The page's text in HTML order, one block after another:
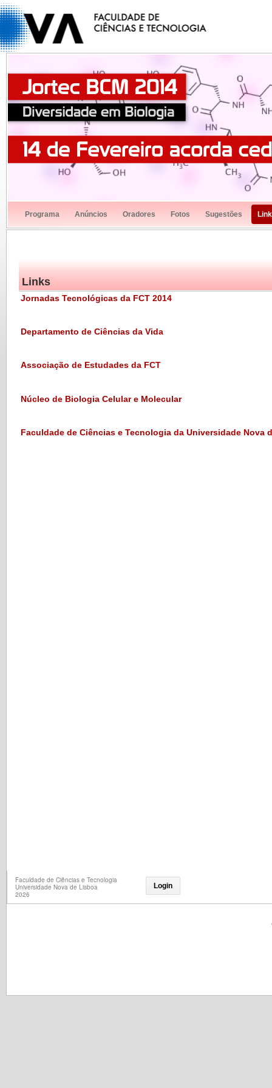
Programa Anúncios Oradores Fotos Sugestões
Links
Jornadas Tecnológicas da FCT 2014
Departamento de Ciências da Vida
Associação de Estudades da FCT
Núcleo de Biologia Celular e Molecular
Faculdade de Ciências e Tecnologia da Universidade Nova
Faculdade de Ciências e Tecnologia
Universidade Nova de Lisboa
2026
Login